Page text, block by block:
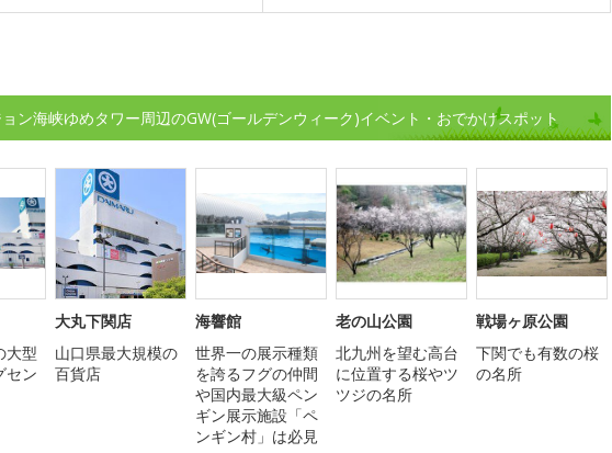
ン海峡ゆめタワー周辺のGW(ゴールデンウィーク)イベント・おでかけスポット
大型
セン
大丸下関店
山口県最大規模の
百貨店
海響館
世界一の展示種類
を誇るフグの仲間
や国内最大級ペン
ギン展示施設「ペ
ンギン村」は必見
老の山公園
北九州を望む高台
に位置する桜やツ
ツジの名所
戦場ヶ原公園
下関でも有数の桜
の名所